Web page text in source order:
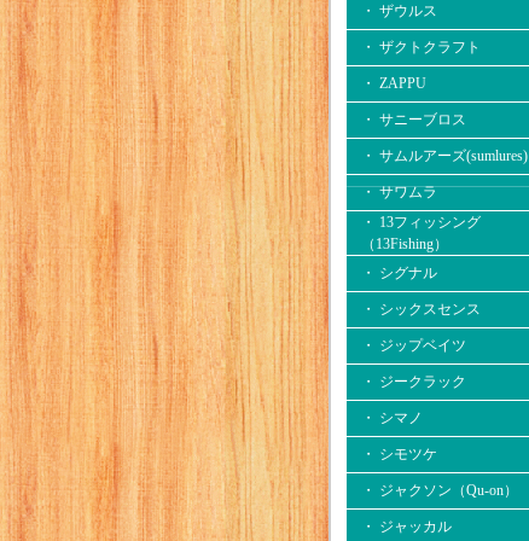
・ ザウルス
・ ザクトクラフト
・ ZAPPU
・ サニーブロス
・ サムルアーズ(sumlures)
・ サワムラ
・ 13フィッシング
（13Fishing）
・ シグナル
・ シックスセンス
・ ジップベイツ
・ ジークラック
・ シマノ
・ シモツケ
・ ジャクソン（Qu-on）
・ ジャッカル